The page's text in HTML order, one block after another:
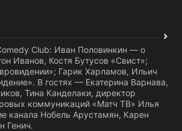
Club: Иван Половинкин — о
Иванов, Костя Бутусов «Свист»;
Гарик Харламов, Ильич
В гостях — Екатерина Варнава,
Тина Канделаки, директор
коммуникаций «Матч ТВ» Илья
канала Нобель Арустамян, Карен
Генич.